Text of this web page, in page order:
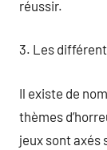
réussir.
3. Les
Il existe de
thèmes
jeux sont axés